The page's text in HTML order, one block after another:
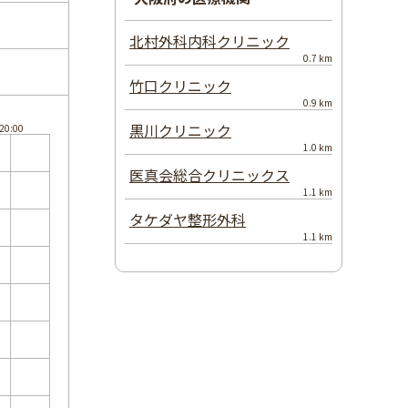
北村外科内科クリニック
0.7 km
竹口クリニック
0.9 km
黒川クリニック
1.0 km
医真会総合クリニックス
1.1 km
タケダヤ整形外科
1.1 km